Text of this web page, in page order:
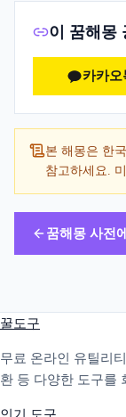
이 꿈해몽
카카오
본 해몽은 한
참고하세요.
꿈해몽 사전
꿀도구
무료 온라인 유틸리
환 등 다양한 도구를